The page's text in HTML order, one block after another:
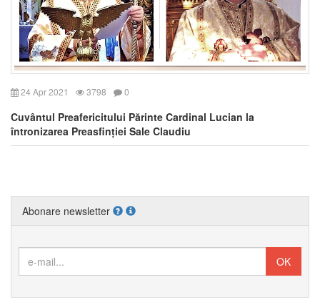
24 Apr 2021 3798 0
Cuvântul Preafericitului Părinte Cardinal Lucian la
întronizarea Preasfinției Sale Claudiu
Abonare newsletter